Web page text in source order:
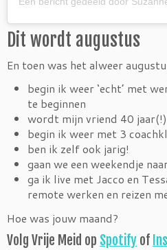
Dit wordt augustus
En toen was het alweer
begin ik weer ‘echt’ met
te beginnen
wordt mijn vriend 40 jaar(!)
begin ik weer met 3
ben ik zelf ook jarig!
gaan we een weekendje
ga ik live met Jacco en
remote werken en reizen
Hoe was jouw maand?
Volg Vrije Meid op Spotify of